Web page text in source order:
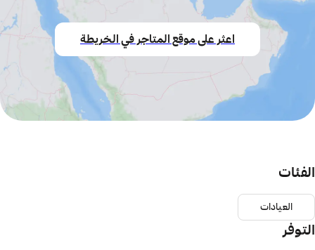
اعثر على موقع المتاجر في الخريطة
الفئات
العيادات
التوفر